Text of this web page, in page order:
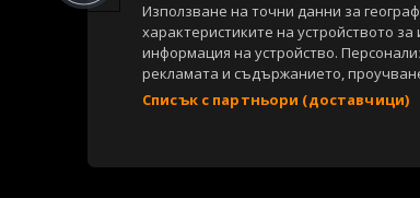
Използване на точни данни за
характеристиките на устройството
информация на устройство.
рекламата и съдържанието,
Списък с партньори (доставчици)